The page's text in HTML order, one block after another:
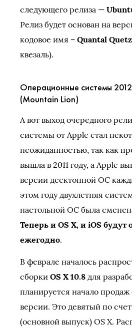
следующего релиза —
Релиз будет основан на
кодовое имя – Quantal
квезаль).
Операционные системы
(Mountain Lion)
А вот выход очередного
системы от Apple стал
неожиданностью, так как
вышла в 2011 году, а Apple
версии десктопной ОС
этом году двухлетняя
настольной ОС была
Теперь и OS X, и iOS будут
ежегодно.
В феврале началось
сборки OS X 10.8 для
планируется начало
версии. Это девятый по
(основной выпуск) OS X.